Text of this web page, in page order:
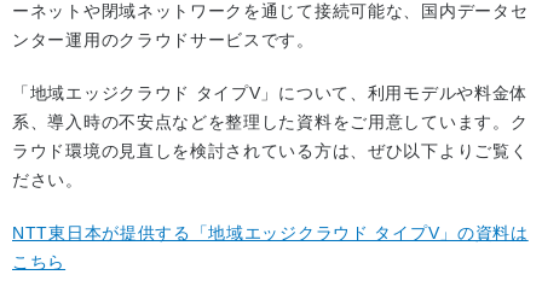
ーネットや閉域ネットワークを通じて接続可能な、国内データセ
ンター運用のクラウドサービスです。
「地域エッジクラウド タイプV」について、利用モデルや料金体
系、導入時の不安点などを整理した資料をご用意しています。ク
ラウド環境の見直しを検討されている方は、ぜひ以下よりご覧く
ださい。
NTT東日本が提供する「地域エッジクラウド タイプV」の資料は
こちら